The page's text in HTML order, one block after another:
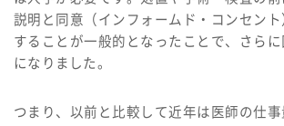
説明と同意（インフォームド・コンセン
することが一般的となったことで、さら
になりました。
つまり、以前と比較して近年は医師の仕事